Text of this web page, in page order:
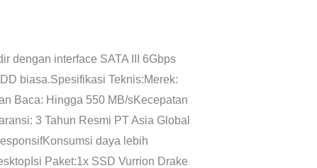
dengan interface SATA III 6Gbps
biasa.Spesifikasi Teknis:Merek:
Baca: Hingga 550 MB/sKecepatan
3 Tahun Resmi PT Asia Global
daya lebih
Paket:1x SSD Vurrion Drake